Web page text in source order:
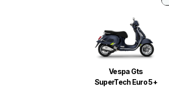
Vespa Gts
SuperTech Euro 5+